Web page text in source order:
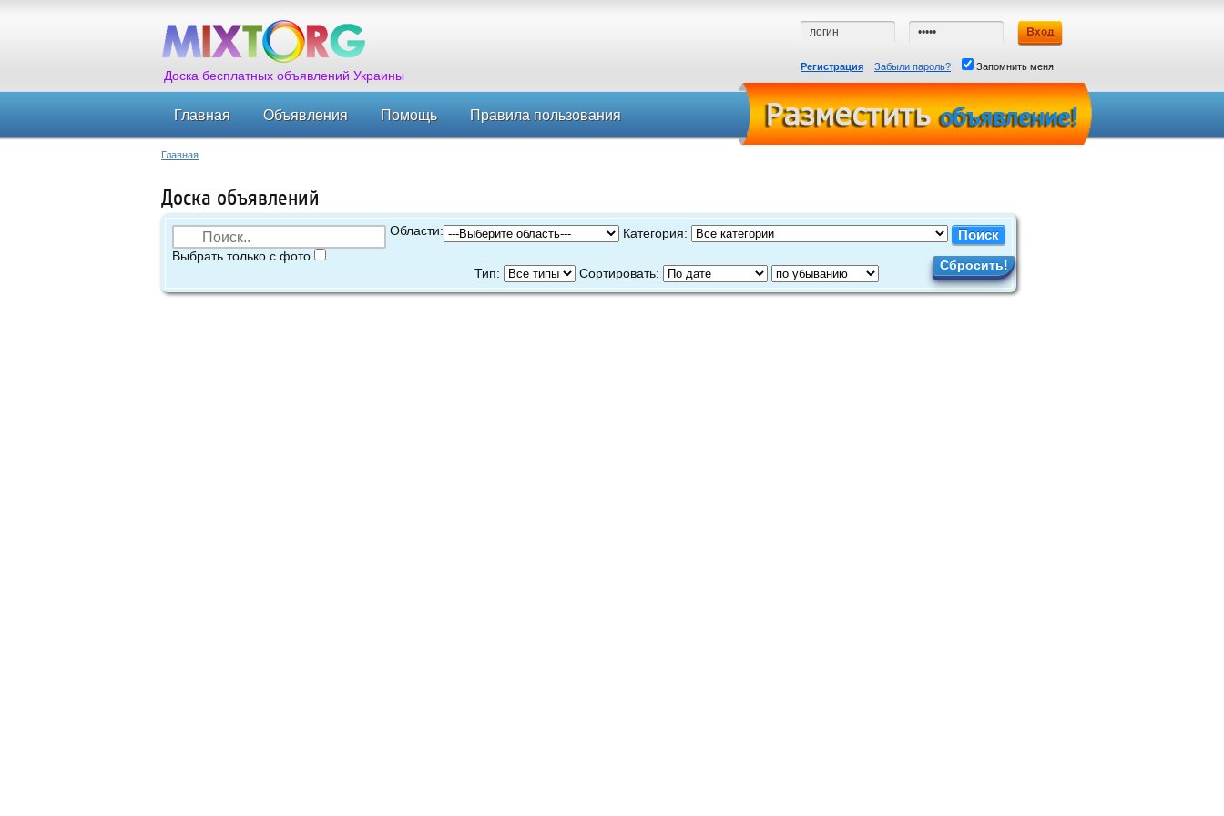
Доска бесплатных объявлений Украины
Регистрация Забыли пароль? Запомнить меня
Главная Объявления Помощь Правила пользования
Главная
Доска объявлений
Выбрать только с фото
Области: Категория:
Сбросить!
Тип: Сортировать: